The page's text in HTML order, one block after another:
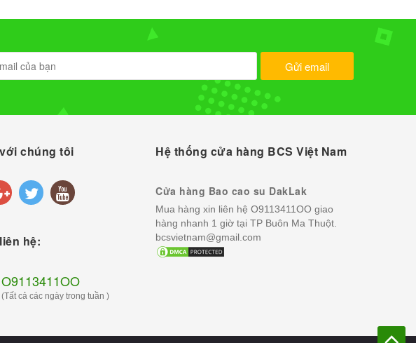
Gửi email
chúng tôi
hệ:
O9113411OO
(Tất cả các ngày trong tuần )
Hệ thống cửa hàng BCS Việt Nam
Cửa hàng Bao cao su DakLak
Mua hàng xin liên hệ O9113411OO giao
hàng nhanh 1 giờ tại TP Buôn Ma Thuột.
bcsvietnam@gmail.com